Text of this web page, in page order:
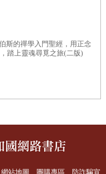
是彌賽亞的基督徒，先以
事蹟，於是創生出《新約
同一時期，重要的傳教士
因為開拓與牧養教會之
、教規、人事、組織等問
treatises），或
），或申述教會治理之道
斯的禪學入門聖經，用正念
踏上靈魂尋覓之旅(二版)
網站地圖 團購專區 防詐騙宣